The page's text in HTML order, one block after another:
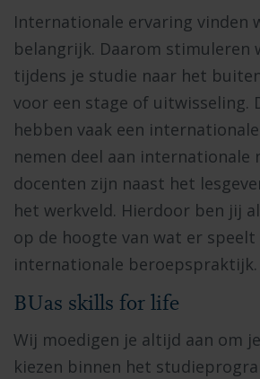
Internationale ervaring vinden
belangrijk. Daarom stimuleren
tijdens je studie naar het
voor een stage of uitwisseling.
hebben vaak een
nemen deel aan internationale
docenten zijn naast het
het werkveld. Hierdoor ben jij
op de hoogte van wat er speelt
internationale beroepspraktijk.
BUas skills for life
Wij moedigen je altijd aan om
kiezen binnen het